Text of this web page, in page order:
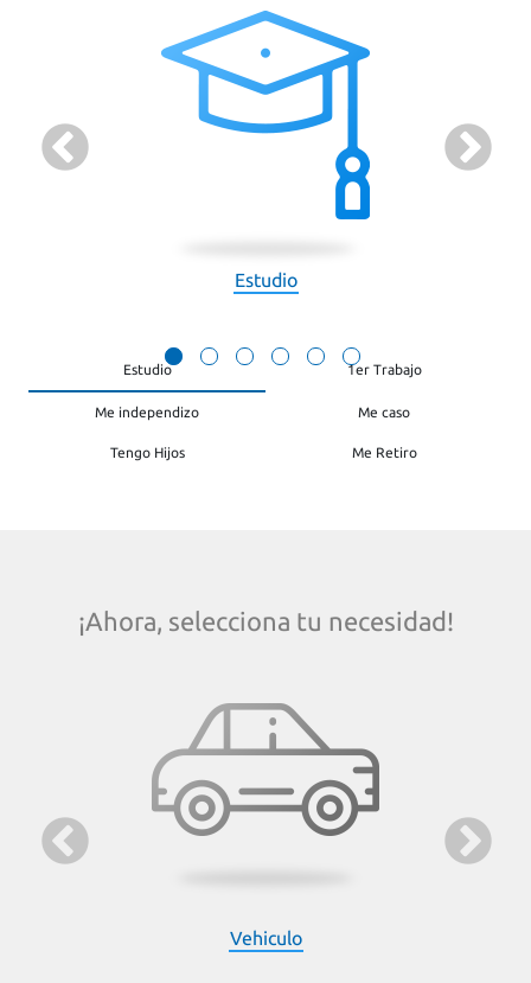
Estudio
1er Trabajo
Me independizo
Me caso
Tengo Hijos
Me retiro
Estudio 1er Trabajo
Me independizo Me caso
Tengo Hijos Me Retiro
¡Ahora, selecciona tu necesidad!
Vehiculo
Amueblar
Remodelar